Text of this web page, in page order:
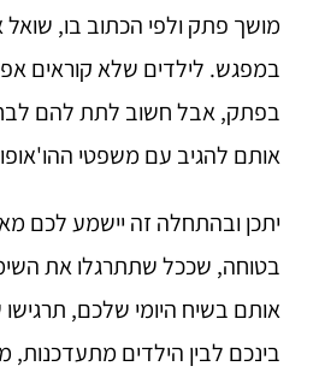
מושך פתק ולפי הכתוב בו,
במפגש. לילדים שלא קוראים
בפתק, אבל חשוב לתת להם
אותם להגיב עם משפטי
יתכן ובהתחלה זה יישמע לכם
בטוחה, שככל שתתרגלו את
אותם בשיח היומי שלכם,
בינכם לבין הילדים מתעדכנות,